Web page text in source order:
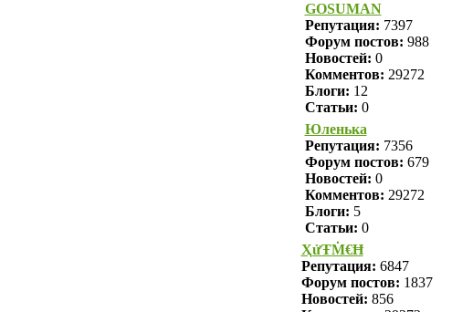
GOSUMAN
Репутация: 7397
Форум постов: 988
Новостей: 0
Комментов: 29272
Блоги: 12
Статьи: 0
Юленька
Репутация: 7356
Форум постов: 679
Новостей: 0
Комментов: 29272
Блоги: 5
Статьи: 0
ҲửŦṀ€Ħ
Репутация: 6847
Форум постов: 1837
Новостей: 856